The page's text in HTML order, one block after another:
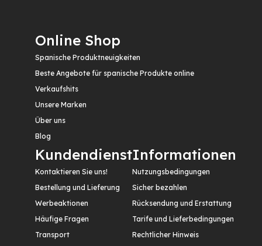
Online Shop
Spanische Produktneuigkeiten
Beste Angebote für spanische Produkte online
Verkaufshits
Unsere Marken
Über uns
Blog
Kundendienst
Kontaktieren Sie uns!
Bestellung und Lieferung
Werbeaktionen
Häufige Fragen
Transport
Informationen
Nutzungsbedingungen
Sicher bezahlen
Rücksendung und Erstattung
Tarife und Lieferbedingungen
Rechtlicher Hinweis